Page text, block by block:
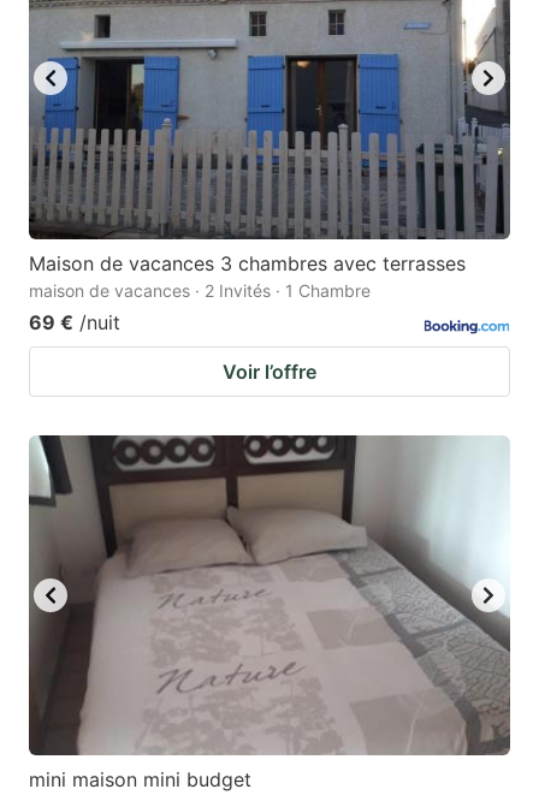
Maison de vacances 3 chambres avec terrasses
maison de vacances · 2 Invités · 1 Chambre
69 € /nuit
Voir l’offre
mini maison mini budget